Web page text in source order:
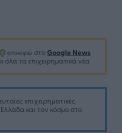
στο Google News
όλα τα επιχειρηματικά νέα
επιχειρηματικές
και τον κόσμο στο